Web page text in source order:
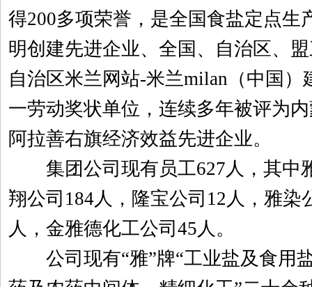
得200多项荣誉，是全国食盐定点生
明创建先进企业、全国、自治区、
自治区米兰网站-米兰milan（中国
一劳动奖状单位，连续多年被评为
阿拉善右旗经济效益先进企业。
集团公司现有员工627人，其中
翔公司184人，隆宝公司12人，雅染
人，金雅德化工公司45人。
公司现有“雅”牌“工业盐及食用